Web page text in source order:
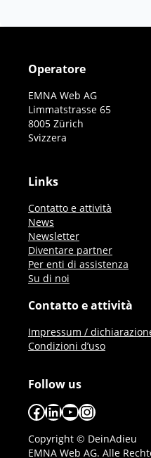
Operatore
EMNA Web AG
Limmatstrasse 65
8005 Zürich
Svizzera
Links
Contatto e attività
News
Newsletter
Diventare partner
Per enti di assistenza
Su di noi
Contatto e attività
Impressum /
Condizioni d’uso
Follow us
Facebook
LinkedIn
YouTube
Instagram
Copyright © DeinAdieu
EMNA Web AG. Alle